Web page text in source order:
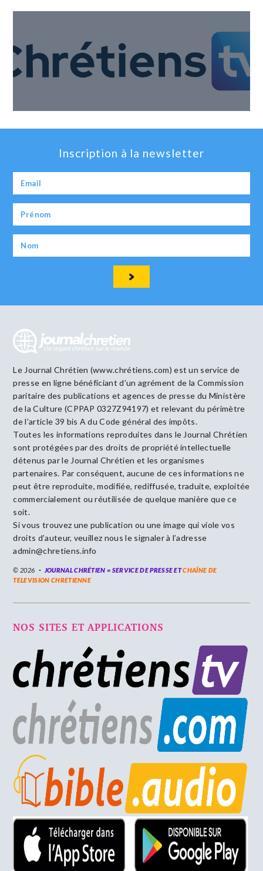
Inscription à la newsletter
Le Journal Chrétien (www.chrétiens.com) est un service de
presse en ligne bénéficiant d’un agrément de la Commission
paritaire des publications et agences de presse du Ministère
de la Culture (CPPAP 0327Z94197) et relevant du périmètre
de l’article 39 bis A du Code général des impôts.
Toutes les informations reproduites dans le Journal Chrétien
sont protégées par des droits de propriété intellectuelle
détenus par le Journal Chrétien et les organismes
partenaires. Par conséquent, aucune de ces informations ne
peut être reproduite, modifiée, rediffusée, traduite, exploitée
commercialement ou réutilisée de quelque manière que ce
soit.
Si vous trouvez une publication ou une image qui viole vos
droits d’auteur, veuillez nous le signaler à l’adresse
admin@chretiens.info
© 2026 JOURNAL CHRÉTIEN = SERVICE DE PRESSE ETCHAÎNE DE
TELEVISION CHRETIENNE
NOS SITES ET APPLICATIONS